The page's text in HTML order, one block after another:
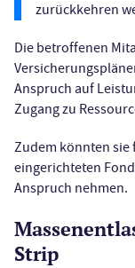
zurückkehren
Die betroffenen
Anspruch auf
Zugang zu
Zudem könnten
eingerichteten
Anspruch nehmen.
Strip